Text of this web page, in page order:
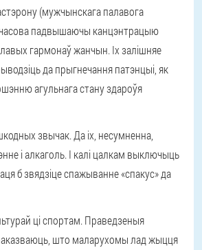
(мужчынскага палавога
падвышаючы канцэнтрацыю
гармонаў жанчын. Іх залішняе
да прыгнечання патэнцыі, як
агульнага стану здароўя
звычак. Да іх, несумненна,
і алкаголь. І калі цалкам выключыць
б звядзіце спажыванне «спакус» да
ці спортам. Праведзеныя
што маларухомы лад жыцця